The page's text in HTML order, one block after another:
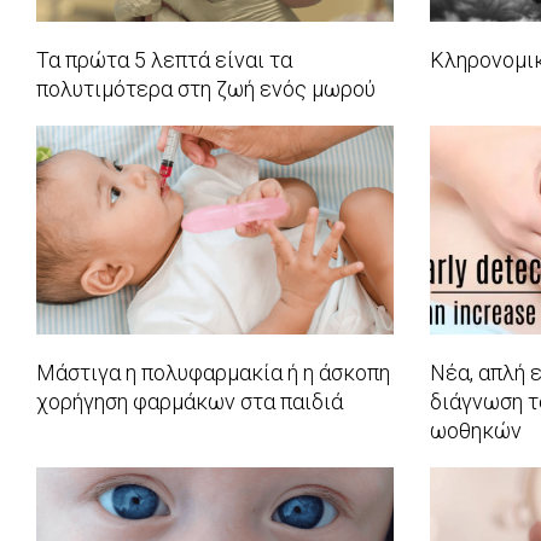
Τα πρώτα 5 λεπτά είναι τα
πολυτιμότερα στη ζωή ενός μωρού
2017-
03-
28
03-
Μάστιγα η πολυφαρμακία ή η άσκοπη
χορήγηση φαρμάκων στα παιδιά
03-
Νέα, απλή
διάγνωση
ωοθηκών
2017-